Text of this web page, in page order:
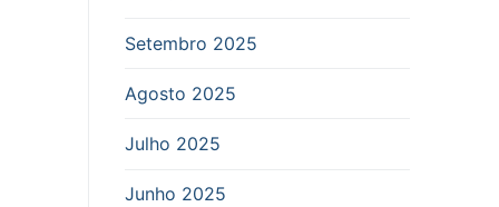
Setembro 2025
Agosto 2025
Julho 2025
Junho 2025